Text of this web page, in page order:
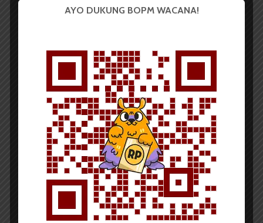
Berkas Ditolak, Anggota
KAM Erat Sobek Spanduk
KPU USU
Redaksi 14 April 2017
198 dilihat
1 menit waktu baca
Widiya Hastuti
BOPM WACANA
– Anggota Kelompok Aspirasi
Mahasiswa (KAM) Erat Regina Olga Br Manik merobek
spanduk Komisi Pemilihan Umum (KPU) Universitas
AYO DUKUNG BOPM WACANA!